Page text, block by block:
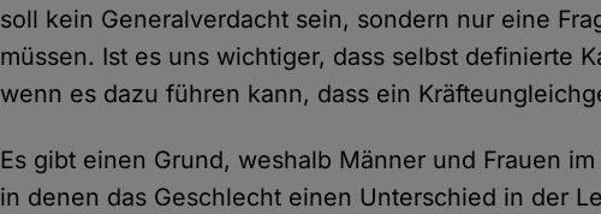
soll kein Generalverdacht sein, sondern nur eine
müssen. Ist es uns wichtiger, dass selbst definierte
wenn es dazu führen kann, dass ein
Es gibt einen Grund, weshalb Männer und Frauen
in denen das Geschlecht einen Unterschied in der